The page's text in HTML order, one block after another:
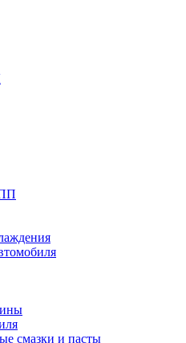
смазки и пасты